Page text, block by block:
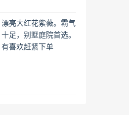
漂亮大红花紫薇。霸气
十足，别墅庭院首选。
有喜欢赶紧下单